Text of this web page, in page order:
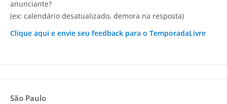
anunciante?
(ex: calendário desatualizado, demora na resposta)
Clique aqui e envie seu feedback para o TemporadaLivre
São Paulo